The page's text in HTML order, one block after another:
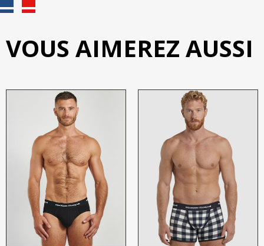
VOUS AIMEREZ AUSSI